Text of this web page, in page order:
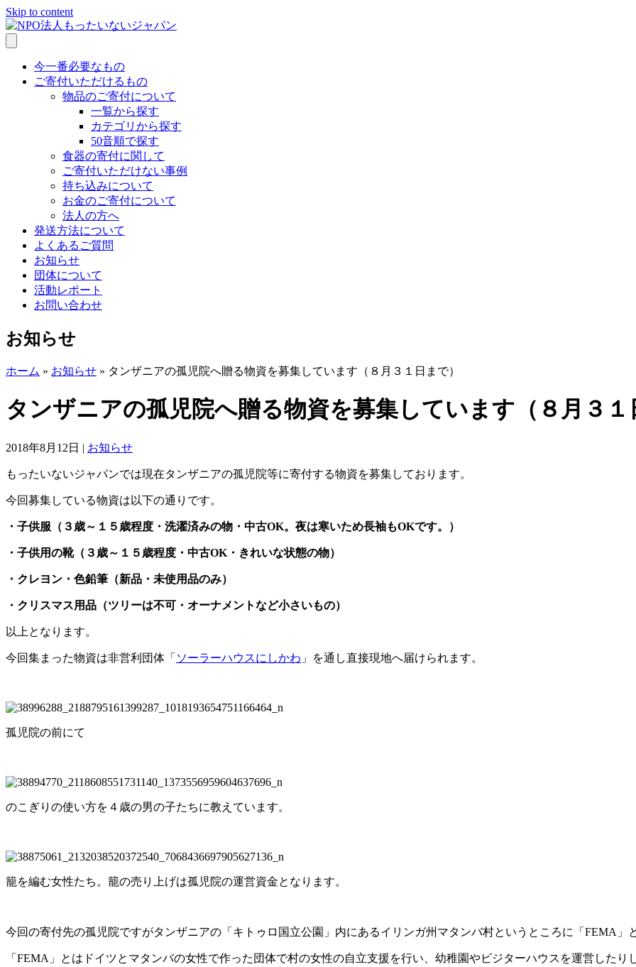
Skip to content
今一番必要なもの
ご寄付いただけるもの
物品のご寄付について
一覧から探す
カテゴリから探す
50音順で探す
食器の寄付に関して
ご寄付いただけない事例
持ち込みについて
お金のご寄付について
法人の方へ
発送方法について
よくあるご質問
お知らせ
団体について
活動レポート
お問い合わせ
お知らせ
ホーム » お知らせ » タンザニアの孤児院へ贈る物資を募集しています（８月３１日まで）
タンザニアの孤児院へ贈る物資を募集しています（８月３１
2018年8月12日 | お知らせ
もったいないジャパンでは現在タンザニアの孤児院等に寄付する物資を募集しております。
今回募集している物資は以下の通りです。
・子供服（３歳～１５歳程度・洗濯済みの物・中古OK。夜は寒いため長袖もOKです。）
・子供用の靴（３歳～１５歳程度・中古OK・きれいな状態の物）
・クレヨン・色鉛筆（新品・未使用品のみ）
・クリスマス用品（ツリーは不可・オーナメントなど小さいもの）
以上となります。
今回集まった物資は非営利団体「 ソーラーハウスにしかわ 」を通し直接現地へ届けられます。
孤児院の前にて
のこぎりの使い方を４歳の男の子たちに教えています。
籠を編む女性たち。籠の売り上げは孤児院の運営資金となります。
今回の寄付先の孤児院ですがタンザニアの「キトゥロ国立公園」内にあるイリンガ州マタンバ村というところに「FEMA」
「FEMA」とはドイツとマタンバの女性で作った団体で村の女性の自立支援を行い、幼稚園やビジターハウスを運営したり